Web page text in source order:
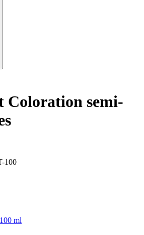
Coloration semi-
le produit
100
ml